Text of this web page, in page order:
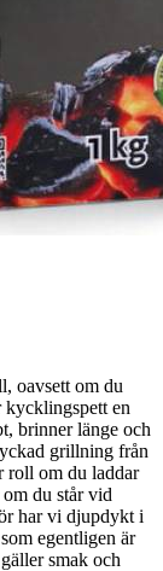
oavsett om du
kycklingspett en
brinner länge och
grillning från
roll om du laddar
du står vid
har vi djupdykt i
egentligen är
smak och